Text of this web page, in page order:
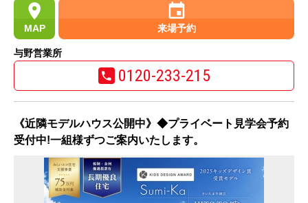
与野営業所
0120-233-215
MAP 来場予約
《近隣モデルハウス公開中》◆プライベート見学会予約
受付中!一組様ずつご案内いたします。